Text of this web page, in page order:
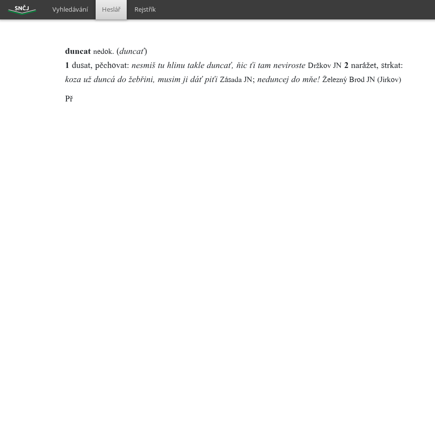
Vyhledávání Heslář Rejstřík
duncat nedok. (duncať)
1 dusat, pěchovat: nesmiš tu hlinu takle duncať, ňic ťi tam neviroste Držkov JN 2 narážet, strkat:
koza už duncá do žebřini, musim ji dáť piťi Zásada JN; neduncej do mňe! Železný Brod JN (Jirkov)
Př